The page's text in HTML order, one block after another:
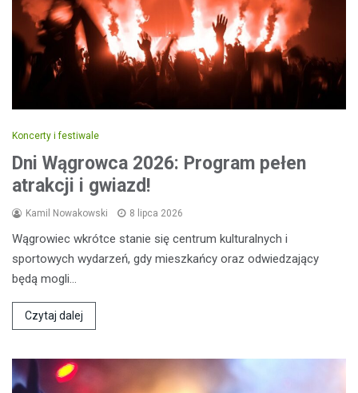
Koncerty i festiwale
Dni Wągrowca 2026: Program pełen
atrakcji i gwiazd!
Kamil Nowakowski 8 lipca 2026
Wągrowiec wkrótce stanie się centrum kulturalnych i
sportowych wydarzeń, gdy mieszkańcy oraz odwiedzający
będą mogli…
Czytaj dalej